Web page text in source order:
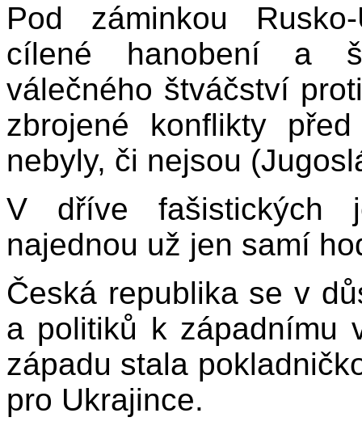
Pod záminkou
cílené hanobení a
válečného štváčství
zbrojené konflikty
nebyly, či nejsou
V dříve fašistických
najednou už jen samí
Česká republika se v
a politiků k západnímu
západu stala
pro Ukrajince.